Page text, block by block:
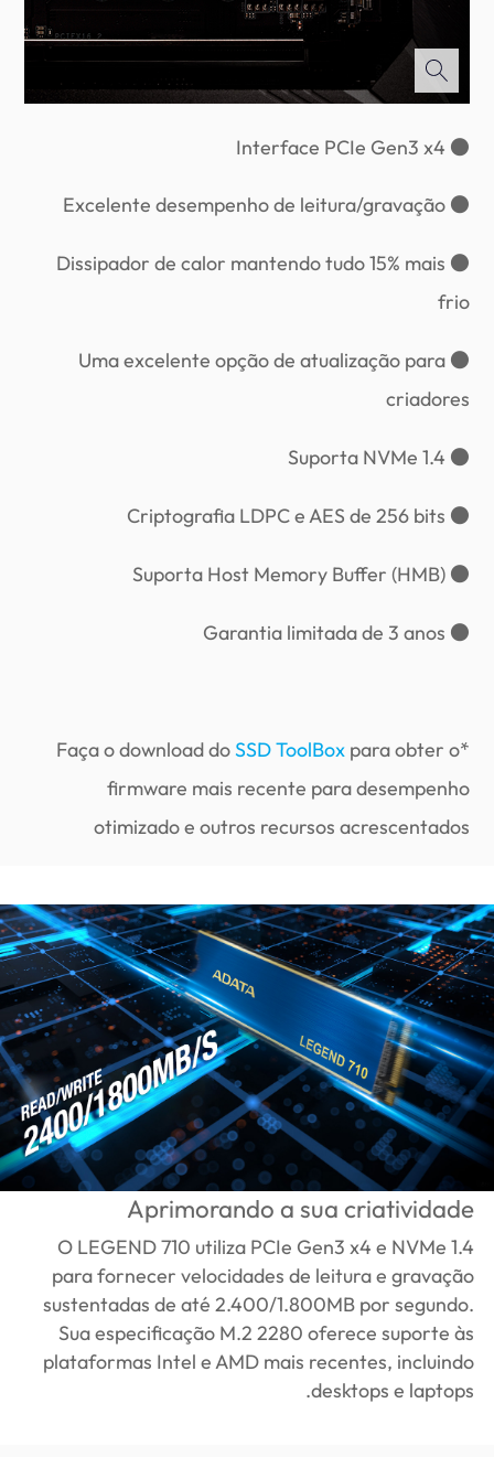
● Interface PCIe Gen3 x4
● Excelente desempenho de leitura/gravação
● Dissipador de calor mantendo tudo 15% mais
frio
● Uma excelente opção de atualização para
criadores
● Suporta NVMe 1.4
● Criptografia LDPC e AES de 256 bits
● Suporta Host Memory Buffer (HMB)
● Garantia limitada de 3 anos
*Faça o download do
SSD ToolBoxpara obter o
firmware mais recente para desempenho
otimizado e outros recursos acrescentados
Aprimorando a sua criatividade
O LEGEND 710 utiliza PCIe Gen3 x4 e NVMe 1.4
para fornecer velocidades de leitura e gravação
sustentadas de até 2.400/1.800MB por segundo.
Sua especificação M.2 2280 oferece suporte às
plataformas Intel e AMD mais recentes, incluindo
desktops e laptops.